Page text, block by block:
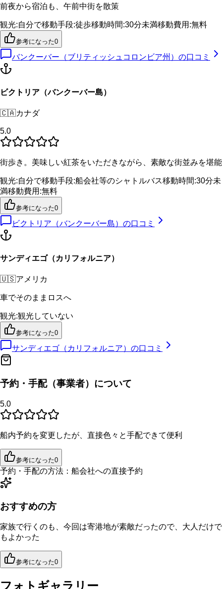
前夜から宿泊も、午前中街を散策
観光:自分で移動手段:徒歩移動時間:30分未満移動費用 :無料
参考になった0
バンクーバー（ブリティッシュコロンビア州） の口コミ
ビクトリア（バンクーバー島）
🇨🇦カナダ
5.0
街歩き。美味しい紅茶をいただきながら、素敵な街並みを堪能
観光:自分で移動手段:船会社等のシャトルバス移動時間:30分未
満移動費用 :無料
参考になった0
ビクトリア（バンクーバー島） の口コミ
サンディエゴ（カリフォルニア）
🇺🇸アメリカ
車でそのままロスへ
観光:観光していない
参考になった0
サンディエゴ（カリフォルニア） の口コミ
予約・手配（事業者）について
5.0
船内予約を変更したが、直接色々と手配できて便利
参考になった0
予約・手配の方法： 船会社への直接予約
おすすめの方
家族で行くのも、今回は寄港地が素敵だったので、大人だけで
もよかった
参考になった0
フォトギャラリー